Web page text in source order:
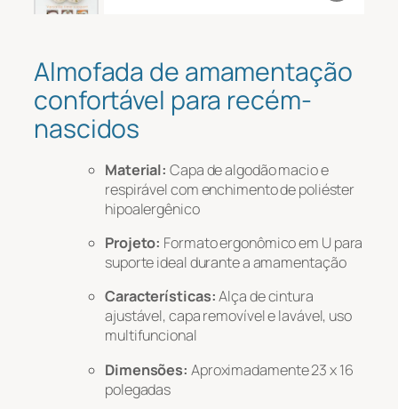
Almofada de amamentação
confortável para recém-
nascidos
Material: Capa de algodão macio e
respirável com enchimento de poliéster
hipoalergênico
Projeto: Formato ergonômico em U para
suporte ideal durante a amamentação
Características:Alça de cintura
ajustável, capa removível e lavável, uso
multifuncional
Dimensões: Aproximadamente 23 x 16
polegadas
Carregar arquivo
Carregar